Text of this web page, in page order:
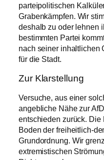
parteipolitischen
Grabenkämpfen. Wir
deshalb zu oder lehnen
bestimmten Partei
nach seiner inhaltlichen
für die Stadt.
Zur Klarstellung
Versuche, aus einer
angebliche Nähe zur
entschieden zurück. Die
Boden der freiheitlich-
Grundordnung. Wir
extremistischen